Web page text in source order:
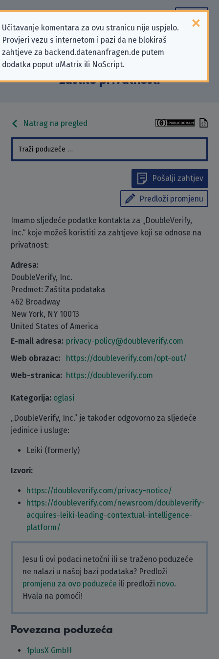
Učitavanje komentara za ovu stranicu nije uspjelo.
Provjeri vezu s internetom i pazi da ne blokiraš
zahtjeve za backend.datenanfragen.de putem
dodatka poput uMatrix ili NoScript.
Podaci kontakta „DoubleVerify,
Inc.” koji se odnose na zahtjeve za
zaštitu privatnosti
Natrag na pregled
Pošalji zahtjev
Predloži promjenu
Imamo sljedeće podatke kontakta za „DoubleVerify,
Inc.“ koje možeš koristiti za zahtjeve koji se odnose na
privatnost:
Adresa:
DoubleVerify, Inc.
Predmet: Zaštita podataka
462 Broadway
New York, NY 10013
United States of America
E-mail adresa: privacy-policy@doubleverify.com
Web obrazac:
https://doubleverify.com/opt-out/
Web-stranica: https://doubleverify.com
Kategorija: oglasi
„DoubleVerify, Inc.” je također odgovorno za sljedeće
jedinice i usluge:
Leiki (formerly)
Izvori:
https://doubleverify.com/privacy-notice/
https://doubleverify.com/newsroom/doubleverify-
acquires-leiki-leading-contextual-intelligence-
platform/
Jesu li ovi podaci netočni ili se traženo poduzeće
ne nalazi u našoj bazi podataka? Predloži
promjenu za ovo poduzeće ili predloži novo.
Hvala na pomoći!
Povezana poduzeća
1plusX GmbH